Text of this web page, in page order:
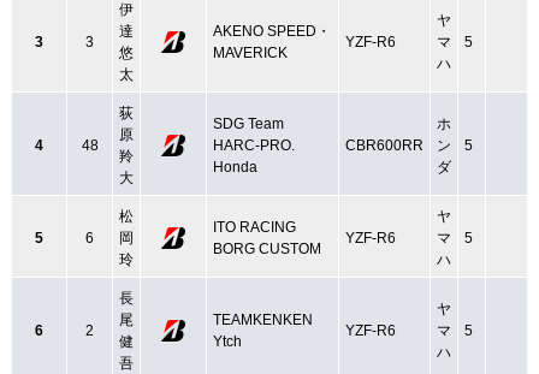
3 3
伊
達
悠
太
AKENO SPEED・
MAVERICK
YZF-R6
ヤ
マ
ハ
5
4 48
荻
原
羚
大
SDG Team
HARC‐PRO.
Honda
CBR600RR
ホ
ン
ダ
5
5 6
松
岡
玲
ITO RACING
BORG CUSTOM
YZF-R6
ヤ
マ
ハ
5
6 2
長
尾
健
吾
TEAMKENKEN
Ytch
YZF-R6
ヤ
マ
ハ
5